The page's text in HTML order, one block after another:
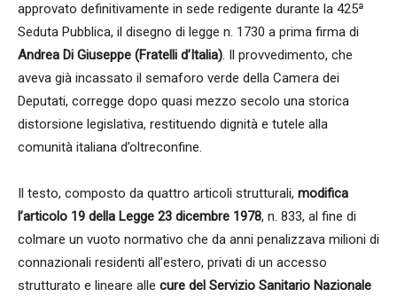
approvato definitivamente in sede redigente durante la 425ª
Seduta Pubblica, il disegno di legge n. 1730 a prima firma di
Andrea Di Giuseppe (Fratelli d’Italia). Il provvedimento, che
aveva già incassato il semaforo verde della Camera dei
Deputati, corregge dopo quasi mezzo secolo una storica
distorsione legislativa, restituendo dignità e tutele alla
comunità italiana d’oltreconfine.
Il testo, composto da quattro articoli strutturali, modifica
l’articolo 19 della Legge 23 dicembre 1978, n. 833, al fine di
colmare un vuoto normativo che da anni penalizzava milioni di
connazionali residenti all’estero, privati di un accesso
strutturato e lineare alle cure del Servizio Sanitario Nazionale